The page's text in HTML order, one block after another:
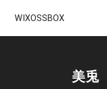
WIXOSSBOX
美兎